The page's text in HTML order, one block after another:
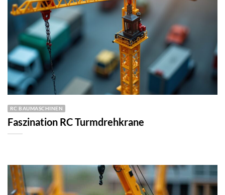
RC BAUMASCHINEN
Faszination RC Turmdrehkrane